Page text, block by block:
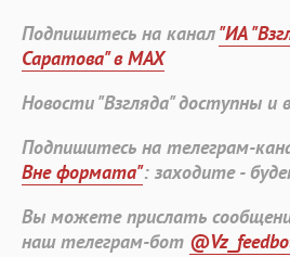
Подпишитесь на канал"ИА
Саратова" в MAX
Новости "Взгляда" доступны и
Подпишитесь на телеграм-
Вне формата": заходите -
Вы можете прислать
наш телеграм-бот